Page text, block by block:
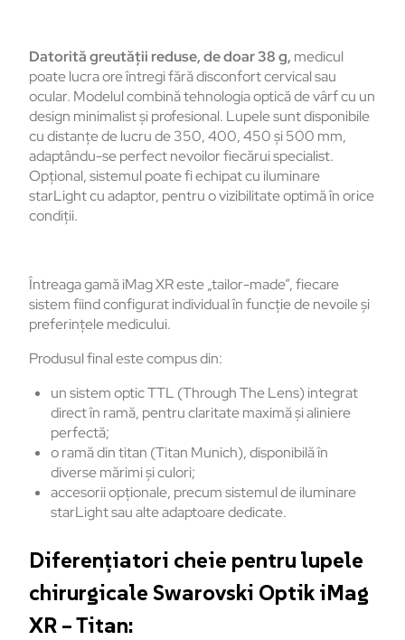
Datorită greutății reduse, de doar 38 g, medicul
poate lucra ore întregi fără disconfort cervical sau
ocular. Modelul combină tehnologia optică de vârf cu un
design minimalist și profesional. Lupele sunt disponibile
cu distanțe de lucru de 350, 400, 450 și 500 mm,
adaptându-se perfect nevoilor fiecărui specialist.
Opțional, sistemul poate fi echipat cu iluminare
starLight cu adaptor, pentru o vizibilitate optimă în orice
condiții.
Întreaga gamă iMag XR este „tailor-made”, fiecare
sistem fiind configurat individual în funcție de nevoile și
preferințele medicului.
Produsul final este compus din:
un sistem optic TTL (Through The Lens) integrat
direct în ramă, pentru claritate maximă și aliniere
perfectă;
o ramă din titan (Titan Munich), disponibilă în
diverse mărimi și culori;
accesorii opționale, precum sistemul de iluminare
starLight sau alte adaptoare dedicate.
Diferențiatori cheie pentru lupele
chirurgicale Swarovski Optik iMag
XR – Titan: